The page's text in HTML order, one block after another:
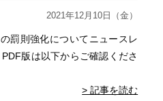
2021年12月10日（金）
罰則強化についてニュースレ
版は以下からご確認くださ
> 記事を読む